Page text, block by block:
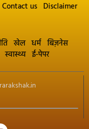
Contact us Disclaimer
खेल धर्म बिज़नेस
स्वास्थ्य ई-पेपर